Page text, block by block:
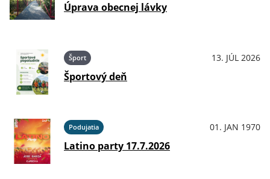
Úprava obecnej lávky
Šport 13. JÚL 2026
Športový deň
Podujatia 01. JAN 1970
Latino party 17.7.2026